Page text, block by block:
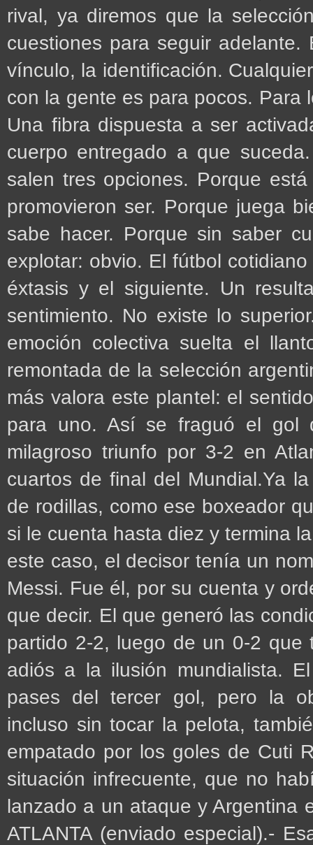
rival, ya diremos que la
cuestiones para seguir
vínculo, la identificación.
con la gente es para pocos. Para
Una fibra dispuesta a ser
cuerpo entregado a que
salen tres opciones. Porque
promovieron ser. Porque juega
sabe hacer. Porque sin saber
explotar: obvio. El fútbol
éxtasis y el siguiente. Un
sentimiento. No existe lo
emoción colectiva suelta el
remontada de la selección
más valora este plantel: el
para uno. Así se fraguó el gol
milagroso triunfo por 3-2 en
cuartos de final del Mundial.Ya
de rodillas, como ese boxeador
si le cuenta hasta diez y termina
este caso, el decisor tenía un
Messi. Fue él, por su cuenta y
que decir. El que generó las
partido 2-2, luego de un 0-2
adiós a la ilusión mundialista.
pases del tercer gol, pero la
incluso sin tocar la pelota,
empatado por los goles de Cuti
situación infrecuente, que no
lanzado a un ataque y
ATLANTA (enviado especial).-